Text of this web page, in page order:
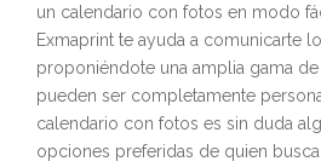
un calendario con fotos en modo
Exmaprint te ayuda a comunicarte
proponiéndote una amplia gama
pueden ser completamente
calendario con fotos es sin duda
opciones preferidas de quien